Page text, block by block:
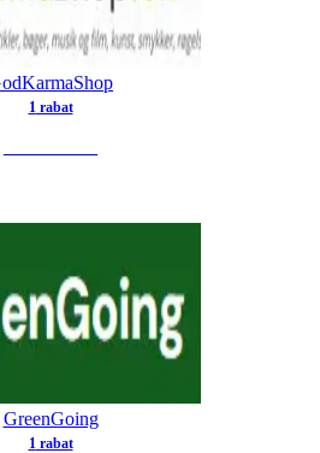
1rabat
GreenGoing
1rabat